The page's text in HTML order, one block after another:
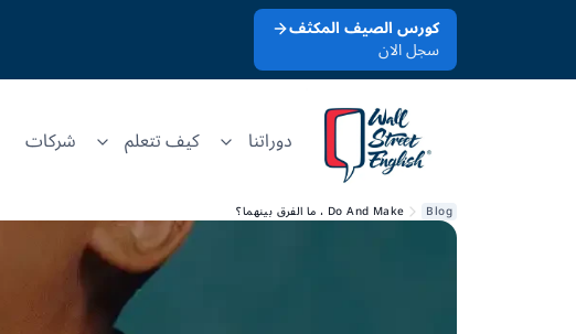
كورس الصيف المكثف
سجل الان
دوراتنا كيف تتعلم شركات
Blog Do And Make ، ما الفرق بينهما؟